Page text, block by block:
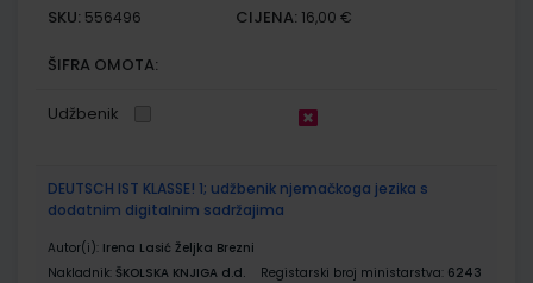
SKU: 556496 CIJENA: 16,00 €
ŠIFRA OMOTA:
Udžbenik
DEUTSCH IST KLASSE! 1; udžbenik njemačkoga jezika s
dodatnim digitalnim sadržajima
Autor(i): Irena Lasić Željka Brezni
Nakladnik: ŠKOLSKA KNJIGA d.d. Registarski broj ministarstva: 6243